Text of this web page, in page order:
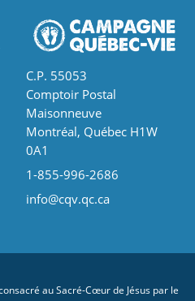
C.P. 55053
Comptoir Postal
Maisonneuve
Montréal, Québec H1W
0A1
1-855-996-2686
info@cqv.qc.ca
au Sacré-Cœur de Jésus par le